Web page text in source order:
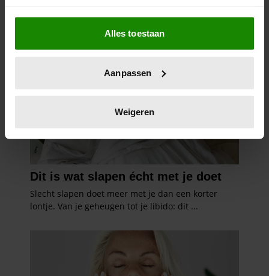
Als u het toestaat, willen we ook graag:
Informatie verzamelen over uw geografische
locatie, die tot een paar meter nauwkeurig kan zijn
scannen op specifieke eigenschappen (fingerprinting)
verwerkt en stel uw voorkeuren in het
intrekken in de Cookieverklaring.
We gebruiken cookies om content en advertenties te
personaliseren, om functies voor social media te bieden
en om ons websiteverkeer te analyseren. Ook delen we
informatie over uw gebruik van onze site met onze
partners kunnen deze gegevens combineren met andere
informatie die u aan ze heeft verstrekt of die ze hebben
verzameld op basis van uw gebruik van hun services. U
Alles toestaan
Aanpassen
Weigeren